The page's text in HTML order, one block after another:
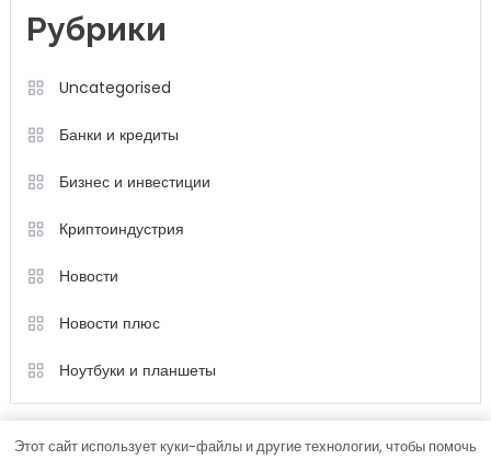
Рубрики
Uncategorised
Банки и кредиты
Бизнес и инвестиции
Криптоиндустрия
Новости
Новости плюс
Ноутбуки и планшеты
Этот сайт использует куки-файлы и другие технологии, чтобы помочь